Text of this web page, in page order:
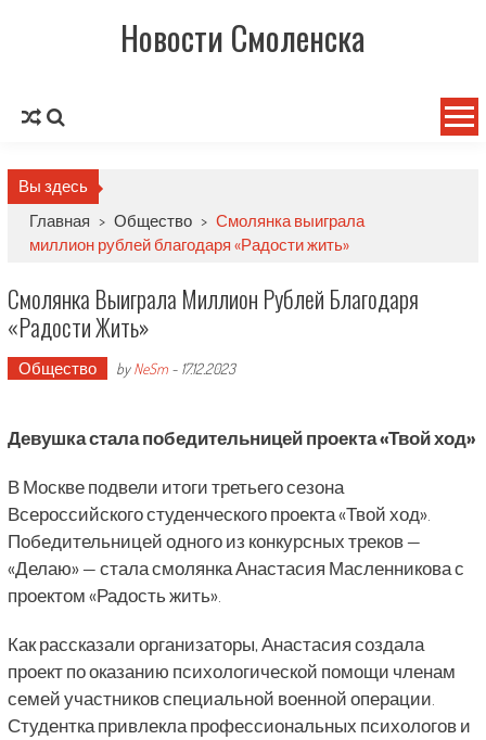
Новости Смоленска
Вы здесь
Главная > Общество > Смолянка выиграла
миллион рублей благодаря «Радости жить»
Смолянка Выиграла Миллион Рублей Благодаря
«Радости Жить»
Общество byNeSm- 17.12.2023
Девушка стала победительницей проекта «Твой ход»
В Москве подвели итоги третьего сезона
Всероссийского студенческого проекта «Твой ход».
Победительницей одного из конкурсных треков —
«Делаю» — стала смолянка Анастасия Масленникова с
проектом «Радость жить».
Как рассказали организаторы, Анастасия создала
проект по оказанию психологической помощи членам
семей участников специальной военной операции.
Студентка привлекла профессиональных психологов и